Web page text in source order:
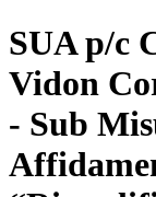
SUA p/c
Vidon
- Sub